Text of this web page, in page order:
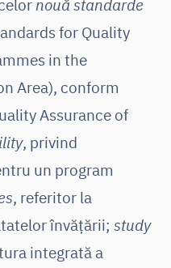
nouă standarde
for Quality
in the
Area), conform
Assurance of
, privind
un program
, referitor la
învățării; study
integrată a